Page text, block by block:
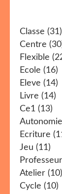
Classe (31)
Centre
Flexible
Ecole (16)
Eleve (14)
Livre (14)
Ce1 (13)
Autonomie
Ecriture
Jeu (11)
Professeur
Atelier (10)
Cycle (10)